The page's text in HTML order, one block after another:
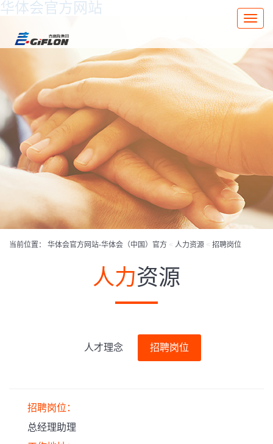
华体会官方网站
Toggle
当前位置： 华体会官方网站-华体会（中国）官方 < 人力资源 < 招聘岗位
人力资源
人才理念 招聘岗位
招聘岗位：
总经理助理